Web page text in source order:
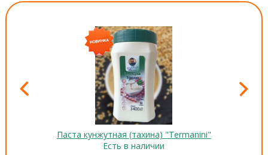
Паста кунжутная (тахина) "Termanini"
Есть в наличии